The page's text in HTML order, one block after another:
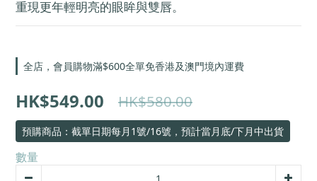
重現更年輕明亮的眼眸與雙唇。
全店，會員購物滿$600全單免香港及澳門境內運費
HK$549.00 HK$580.00
預購商品：截單日期每月1號/16號，預計當月底/下月中出貨
數量